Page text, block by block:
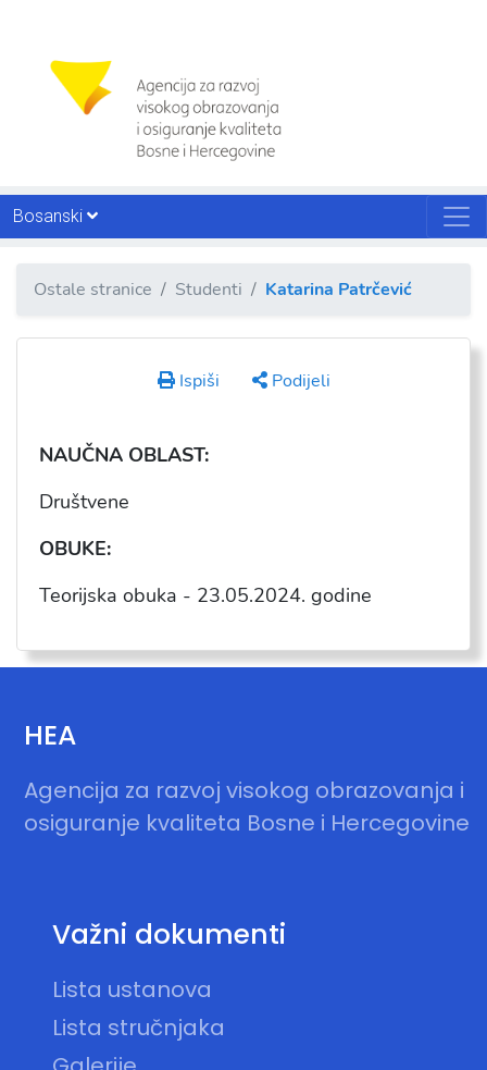
Bosanski
Ostale stranice Studenti Katarina Patrčević
Ispiši Podijeli
NAUČNA OBLAST:
Društvene
OBUKE:
Teorijska obuka - 23.05.2024. godine
HEA
Agencija za razvoj visokog obrazovanja i
osiguranje kvaliteta Bosne i Hercegovine
Važni dokumenti
Lista ustanova
Lista stručnjaka